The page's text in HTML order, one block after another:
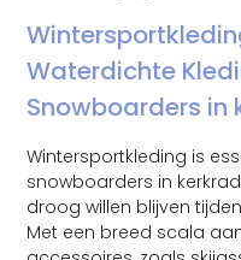
Waterdichte
Snowboarders in
Wintersportkleding is
snowboarders in
droog willen blijven
Met een breed scala